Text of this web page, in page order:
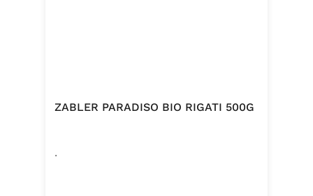
ZABLER PARADISO BIO RIGATI 500G
.